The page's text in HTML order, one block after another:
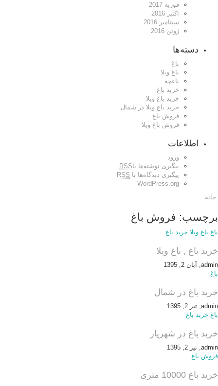
فوریه 2017
اکتبر 2016
سپتامبر 2016
ژوئن 2016
دسته‌ها
باغ
باغ ویلا
باغچه
خرید باغ
خرید باغ ویلا
خرید باغ ویلا در شمال
فروش باغ
فروش باغ ویلا
اطلاعات
ورود
پیگیری نوشته‌ها باRSS
پیگیری دیدگاه‌ها با RSS
WordPress.org
خانه
برچسب: فروش باغ
باغ باغ ویلا خرید باغ
خرید باغ , باغ ویلا
admin, آبان 2, 1395
باغ
خرید باغ در شمال
admin, تیر 2, 1395
باغ خرید باغ
خرید باغ در شهریار
admin, تیر 2, 1395
فروش باغ
خرید باغ 10000 متری